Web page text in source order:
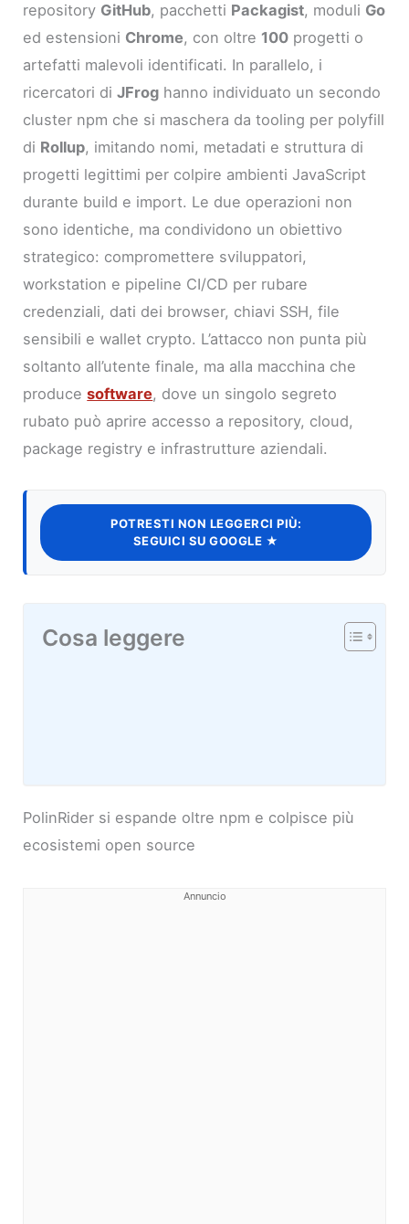
repository GitHub, pacchetti Packagist, moduli Go
ed estensioni Chrome, con oltre 100 progetti o
artefatti malevoli identificati. In parallelo, i
ricercatori diJFrog hanno individuato un secondo
cluster npm che si maschera da tooling per polyfill
di Rollup, imitando nomi, metadati e struttura di
progetti legittimi per colpire ambienti JavaScript
durante build e import. Le due operazioni non
sono identiche, ma condividono un obiettivo
strategico: compromettere sviluppatori,
workstation e pipeline CI/CD per rubare
credenziali, dati dei browser, chiavi SSH, file
sensibili e wallet crypto. L’attacco non punta più
soltanto all’utente finale, ma alla macchina che
producesoftware, dove un singolo segreto
rubato può aprire accesso a repository, cloud,
package registry e infrastrutture aziendali.
POTRESTI NON LEGGERCI PIÙ:
SEGUICI SU GOOGLE ★
Cosa leggere
PolinRider si espande oltre npm e colpisce più
ecosistemi open source
Annuncio